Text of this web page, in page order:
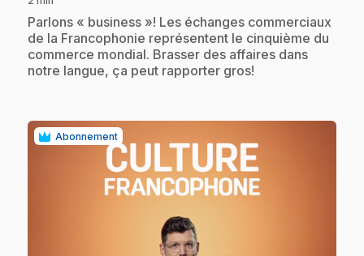
.Parlons « business »! Les échanges commerciaux
de la Francophonie représentent le cinquième du
commerce mondial. Brasser des affaires dans
notre langue, ça peut rapporter gros!
Abonnement